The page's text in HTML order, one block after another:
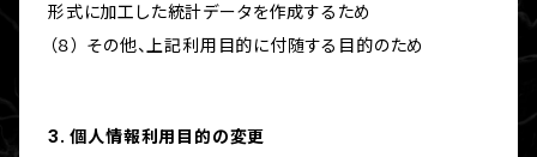
形式に加工した統計データを作成するため
（８） その他、上記利用目的に付随する目的のため
3. 個人情報利用目的の変更